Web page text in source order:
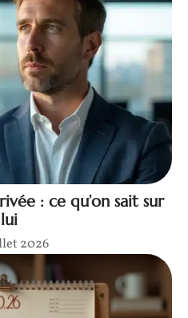
: ce qu’on sait sur
lui
2026